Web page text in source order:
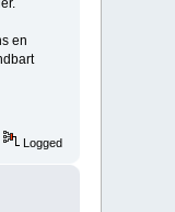
en
Logged